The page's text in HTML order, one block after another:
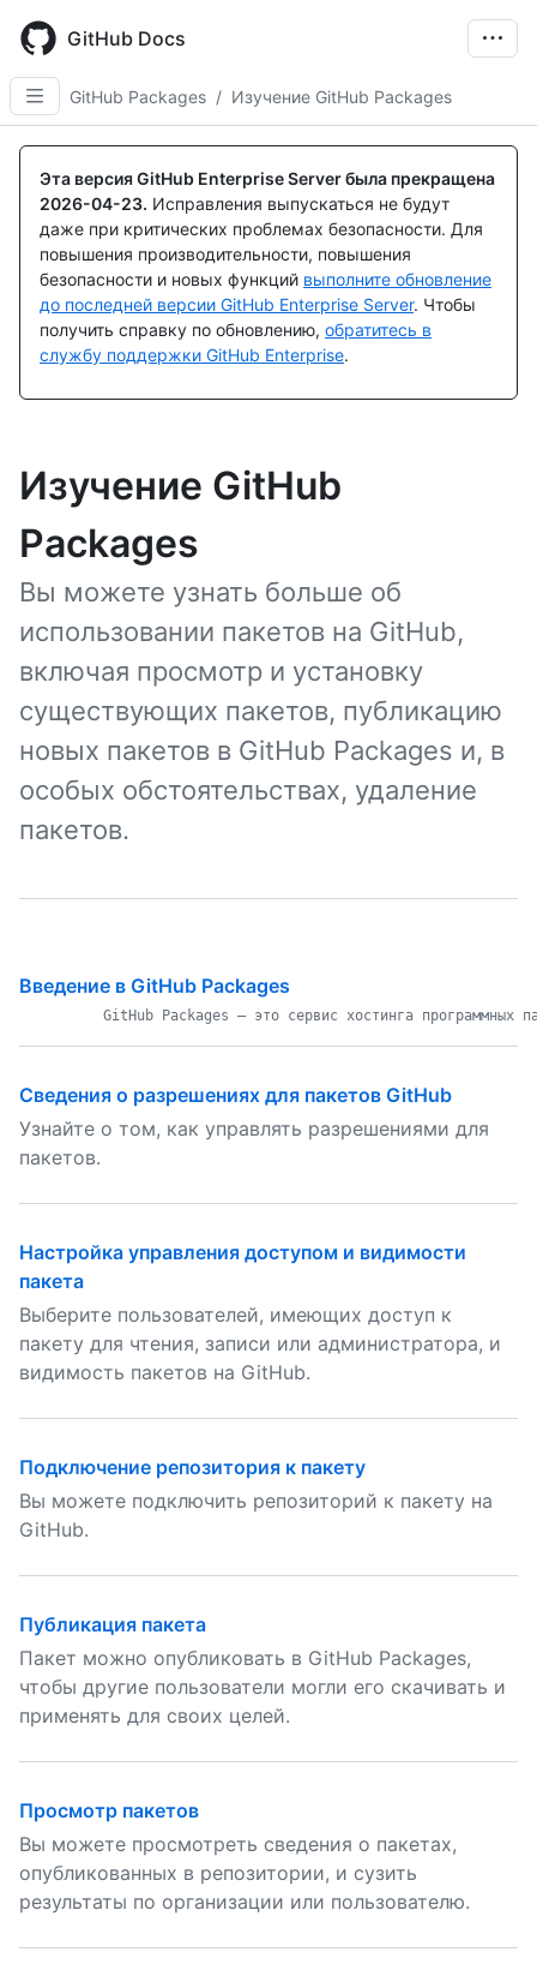
main
content
GitHub Docs
GitHub Packages / Изучение GitHub Packages
Эта версия GitHub Enterprise Server была прекращена
2026-04-23. Исправления выпускаться не будут
даже при критических проблемах безопасности. Для
повышения производительности, повышения
безопасности и новых функций выполните обновление
до последней версии GitHub Enterprise Server. Чтобы
получить справку по обновлению, обратитесь в
службу поддержки GitHub Enterprise.
Изучение GitHub
Packages
Вы можете узнать больше об
использовании пакетов на GitHub,
включая просмотр и установку
существующих пакетов, публикацию
новых пакетов в GitHub Packages и, в
особых обстоятельствах, удаление
пакетов.
Введение в GitHub Packages
Сведения о разрешениях для пакетов GitHub
Узнайте о том, как управлять разрешениями для
пакетов.
Настройка управления доступом и видимости
пакета
Выберите пользователей, имеющих доступ к
пакету для чтения, записи или администратора, и
видимость пакетов на GitHub.
Подключение репозитория к пакету
Вы можете подключить репозиторий к пакету на
GitHub.
Публикация пакета
Пакет можно опубликовать в GitHub Packages,
чтобы другие пользователи могли его скачивать и
применять для своих целей.
Просмотр пакетов
Вы можете просмотреть сведения о пакетах,
опубликованных в репозитории, и сузить
результаты по организации или пользователю.